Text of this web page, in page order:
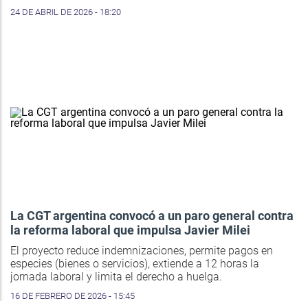
24 DE ABRIL DE 2026 - 18:20
La CGT argentina convocó a un paro general contra
la reforma laboral que impulsa Javier Milei
El proyecto reduce indemnizaciones, permite pagos en
especies (bienes o servicios), extiende a 12 horas la
jornada laboral y limita el derecho a huelga.
16 DE FEBRERO DE 2026 - 15:45